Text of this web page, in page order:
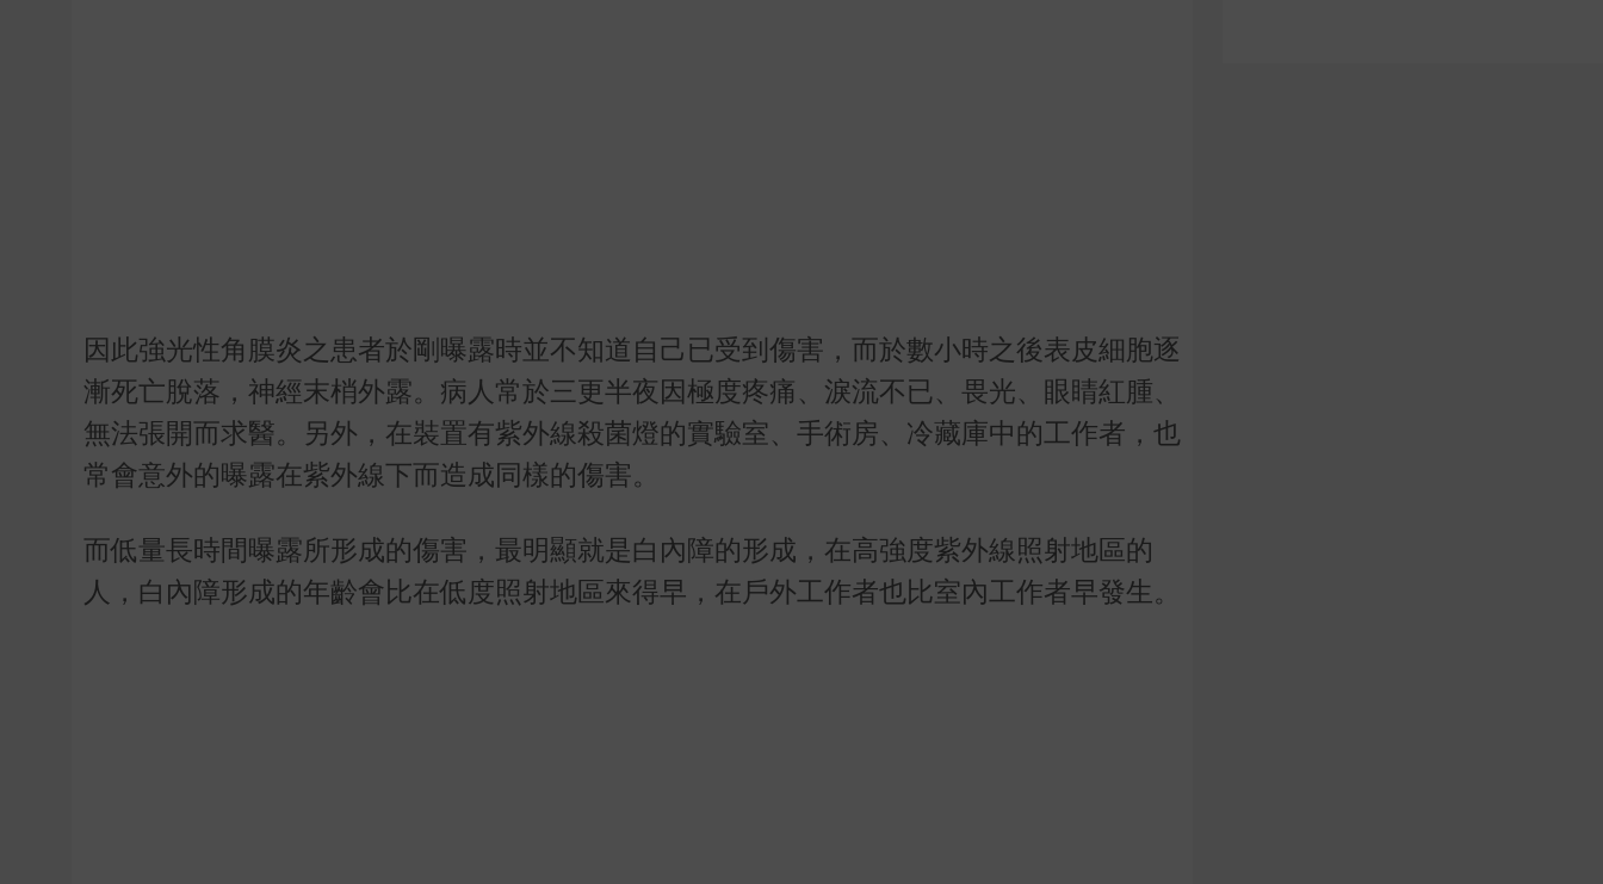
因此強光性角膜炎之患者於剛曝露時並不知道自己已受到傷害，而於數小時之後表皮細胞逐
漸死亡脫落，神經末梢外露。病人常於三更半夜因極度疼痛、淚流不已、畏光、眼睛紅腫、
無法張開而求醫。另外，在裝置有紫外線殺菌燈的實驗室、手術房、冷藏庫中的工作者，也
常會意外的曝露在紫外線下而造成同樣的傷害。
而低量長時間曝露所形成的傷害，最明顯就是白內障的形成，在高強度紫外線照射地區的
人，白內障形成的年齡會比在低度照射地區來得早，在戶外工作者也比室內工作者早發生。